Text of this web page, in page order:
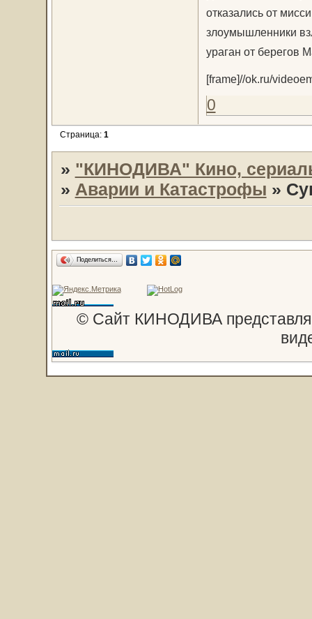
отказались от
злоумышленники
ураган от берегов
[frame]//ok.ru/
0
Страница: 1
» "КИНОДИВА" Кино,
» Аварии и Катастрофы »
Поделиться…
© Сайт КИНОДИВА